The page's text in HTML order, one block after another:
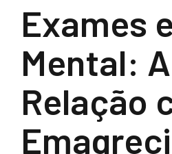
Exames
Mental: A
Relação